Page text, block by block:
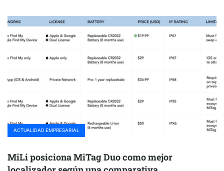
ACTUALIDAD EMPRESARIAL
MiLi posiciona MiTag Duo como mejor